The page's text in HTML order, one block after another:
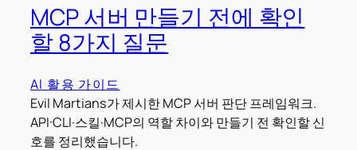
MCP 서버 만들기 전에 확인
할 8가지 질문
AI 활용 가이드
Evil Martians가 제시한 MCP 서버 판단 프레임워크.
API·CLI·스킬·MCP의 역할 차이와 만들기 전 확인할 신
호를 정리했습니다.